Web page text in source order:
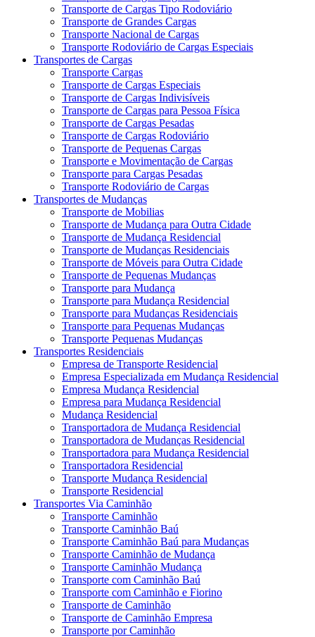
Transporte de Cargas Tipo Rodoviário
Transporte de Grandes Cargas
Transporte Nacional de Cargas
Transporte Rodoviário de Cargas Especiais
Transportes de Cargas
Transporte Cargas
Transporte de Cargas Especiais
Transporte de Cargas Indivisíveis
Transporte de Cargas para Pessoa Física
Transporte de Cargas Pesadas
Transporte de Cargas Rodoviário
Transporte de Pequenas Cargas
Transporte e Movimentação de Cargas
Transporte para Cargas Pesadas
Transporte Rodoviário de Cargas
Transportes de Mudanças
Transporte de Mobilias
Transporte de Mudança para Outra Cidade
Transporte de Mudança Residencial
Transporte de Mudanças Residenciais
Transporte de Móveis para Outra Cidade
Transporte de Pequenas Mudanças
Transporte para Mudança
Transporte para Mudança Residencial
Transporte para Mudanças Residenciais
Transporte para Pequenas Mudanças
Transporte Pequenas Mudanças
Transportes Residenciais
Empresa de Transporte Residencial
Empresa Especializada em Mudança Residencial
Empresa Mudança Residencial
Empresa para Mudança Residencial
Mudança Residencial
Transportadora de Mudança Residencial
Transportadora de Mudanças Residencial
Transportadora para Mudança Residencial
Transportadora Residencial
Transporte Mudança Residencial
Transporte Residencial
Transportes Via Caminhão
Transporte Caminhão
Transporte Caminhão Baú
Transporte Caminhão Baú para Mudanças
Transporte Caminhão de Mudança
Transporte Caminhão Mudança
Transporte com Caminhão Baú
Transporte com Caminhão e Fiorino
Transporte de Caminhão
Transporte de Caminhão Empresa
Transporte por Caminhão